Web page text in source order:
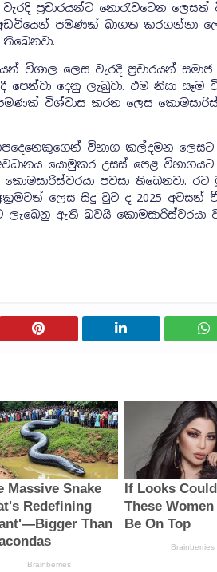
ප්‍රචාරයන්ට නො‍රැවටෙන
පමණක් බාගත කරගන්නා
විශාල ලෙස වැරදි ප්‍රචාරයන්
පෙන්වා දෙනු ලැබුවා. එම නිසා
විශ්වාස කරන ලෙස
විභාග කල්දමන
යොමුකර උසස් පෙළ
පවසා තිබෙනවා.
ලෙස සිදු වුව ද 2025
ලැබෙනු ඇති බවයි කොමසාරිස්වරයා